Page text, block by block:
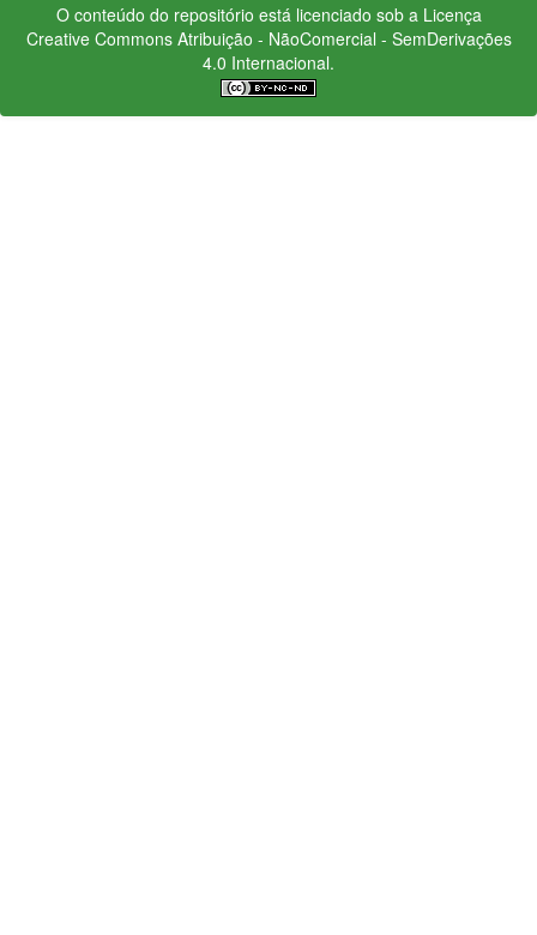
O conteúdo do repositório está licenciado sob a Licença
Creative CommonsAtribuição - NãoComercial - SemDerivações
4.0 Internacional.